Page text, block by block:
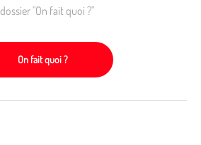
"On fait quoi ?"
On fait quoi ?